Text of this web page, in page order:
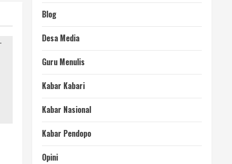
Blog
Desa Media
Guru Menulis
Kabar Kabari
Kabar Nasional
Kabar Pendopo
Opini